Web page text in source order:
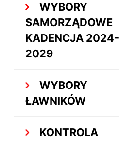
WYBORY
SAMORZĄDOWE
KADENCJA 2024-
2029
WYBORY
ŁAWNIKÓW
KONTROLA